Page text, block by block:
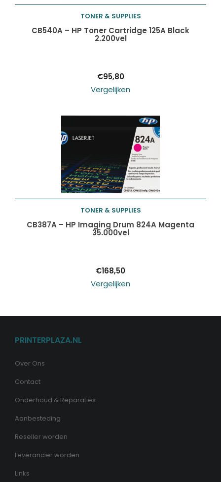
Toevoegen aan
TONER & SUPPLIES
CB540A – HP Toner Cartridge 125A Black
2.200vel
€95,80
Vergelijken
Toevoegen aan
TONER & SUPPLIES
CB387A – HP Imaging Drum 824A Magenta
35.000vel
€168,50
Vergelijken
PRINTERPLAZA.NL
Over Ons
Contact
Onderhoud & Reparaties
Aanbesteding
Reseller worden
Leverancier worden
Links